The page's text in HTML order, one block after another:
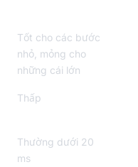
Tốt cho các bước
nhỏ, mỏng cho
những cái lớn
Thấp
Thường dưới 20
ms